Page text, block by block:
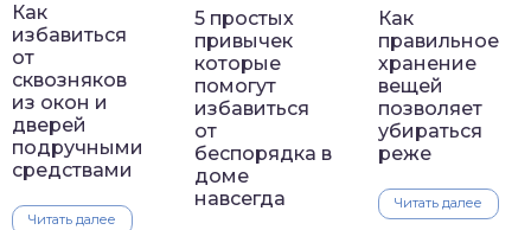
Как
избавиться
от
сквозняков
из окон и
дверей
подручными
средствами
Читать далее
5 простых
привычек
которые
помогут
избавиться
от
беспорядка в
доме
навсегда
Как
правильное
хранение
вещей
позволяет
убираться
реже
Читать далее